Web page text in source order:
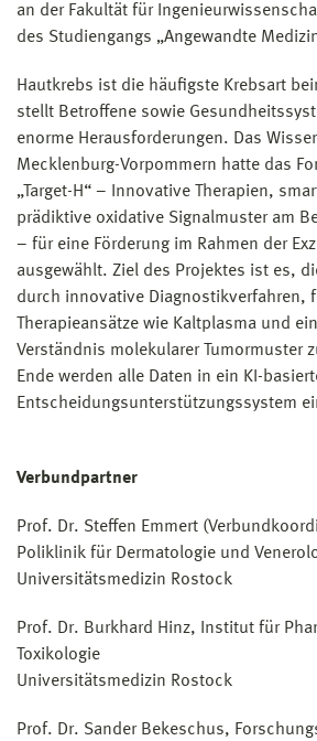
an der Fakultät für
des Studiengangs „Angewandte
Hautkrebs ist die häufigste Krebsart
stellt Betroffene sowie
enorme Herausforderungen. Das
Mecklenburg-Vorpommern hatte das
„Target-H“ – Innovative Therapien,
prädiktive oxidative Signalmuster am
– für eine Förderung im Rahmen der
ausgewählt. Ziel des Projektes ist es,
durch innovative Diagnostikverfahren,
Therapieansätze wie Kaltplasma und
Verständnis molekularer Tumormuster
Ende werden alle Daten in ein KI-
Entscheidungsunterstützungssystem
Verbundpartner
Prof. Dr. Steffen Emmert
Poliklinik für Dermatologie und
Universitätsmedizin Rostock
Prof. Dr. Burkhard Hinz, Institut für
Toxikologie
Universitätsmedizin Rostock
Prof. Dr. Sander Bekeschus,